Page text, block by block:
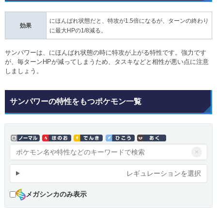
効果
にほんばれ状態だと、特攻が1.5倍になるが、ターンの終わり
に最大HPの1/8減る。
サンパワーは、にほんばれ状態の時に特攻が上がる特性です。強力です
が、毎ターンHPが減ってしまうため、タスキなどと相性が悪い点に注意
しましょう。
サンパワーの特性をもつポケモン一覧
×
レギュレーションを選択
メガシンカのみ表示